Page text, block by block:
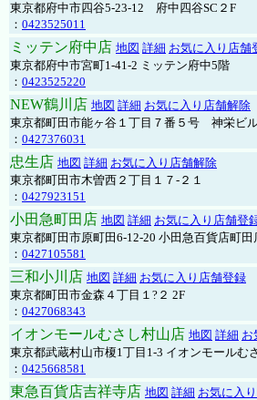
東京都府中市四谷5-23-12 府中四谷SC２F
： 0423525011
ミッテン府中店 地図 詳細 お気に入り店舗
東京都府中市宮町1-41-2 ミッテン府中5階
： 0423525220
NEW鶴川店 地図 詳細 お気に入り店舗解除
東京都町田市能ヶ谷１丁目７番５号 神栄ビ
： 0427376031
忠生店 地図 詳細 お気に入り店舗解除
東京都町田市木曽西２丁目１７-２１
： 0427923151
小田急町田店 地図 詳細 お気に入り店舗登
東京都町田市原町田6-12-20 小田急百貨店町田
： 0427105581
三和小川店 地図 詳細 お気に入り店舗登録
東京都町田市金森４丁目１?２ 2F
： 0427068343
イオンモールむさし村山店 地図 詳細 お
東京都武蔵村山市榎1丁目1-3 イオンモールむ
： 0425668581
東急百貨店吉祥寺店 地図 詳細 お気に入